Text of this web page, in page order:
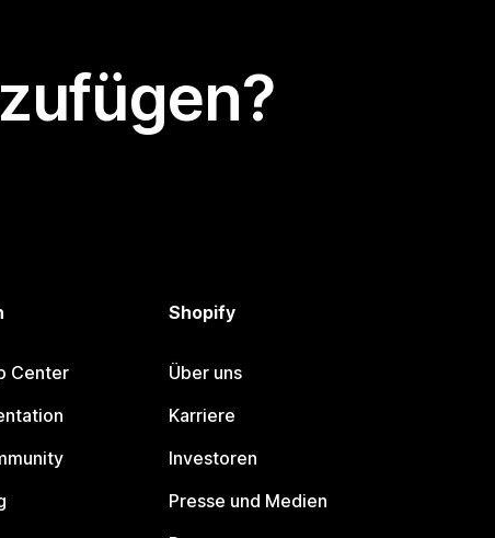
Center
Shopify
Über uns
Karriere
Investoren
Presse und Medien